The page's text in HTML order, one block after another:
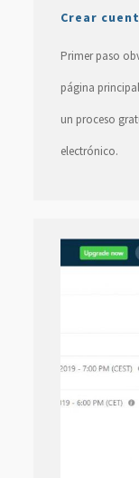
Crear
Primer paso
página
un proceso
electrónico.